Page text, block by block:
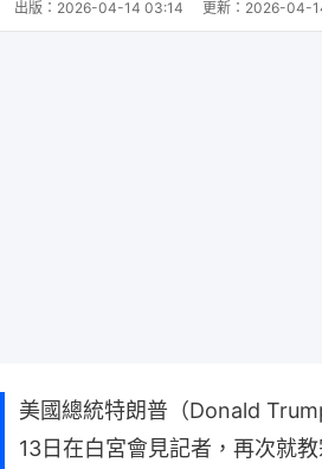
出版： 2026-04-14 03:14 更新： 2026-04-
美國總統特朗普（Donald
13日在白宮會見記者，再次就